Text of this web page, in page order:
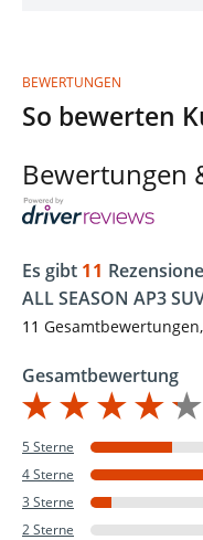
BEWERTUNGEN
So bewerten
Bewertungen
Es gibt 11
ALL SEASON AP3
11
Gesamtbewertung
5 Sterne
4 Sterne
3 Sterne
2 Sterne